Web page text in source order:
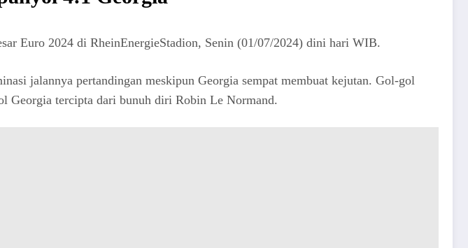
Euro 2024 di RheinEnergieStadion, Senin (01/07/2024) dini hari WIB.
jalannya pertandingan meskipun Georgia sempat membuat kejutan. Gol-gol
Georgia tercipta dari bunuh diri Robin Le Normand.